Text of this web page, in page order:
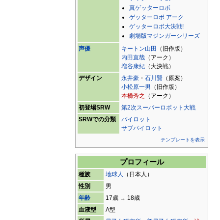
真ゲッターロボ
ゲッターロボ アーク
ゲッターロボ大決戦!
劇場版マジンガーシリーズ
声優
キートン山田
（旧作版）
内田直哉 （アーク）
増谷康紀 （大決戦）
デザイン
永井豪 ・石川賢 （原案）
小松原一男 （旧作版）
本橋秀之
（アーク）
初登場SRW
第2次スーパーロボット大戦
SRWでの分類
パイロット
サブパイロット
テンプレートを表示
プロフィール
種族 地球人
（日本人）
性別
男
年齢
17歳 → 18歳
血液型
A型